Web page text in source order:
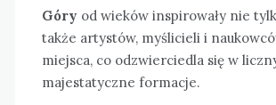
Góry od wieków inspirowały nie
także artystów, myślicieli i
miejsca, co odzwierciedla się w
majestatyczne formacje.